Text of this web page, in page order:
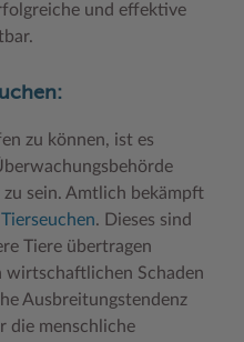
und effektive
zu können, ist es
sein. Amtlich bekämpft
. Dieses sind
Tiere übertragen
wirtschaftlichen Schaden
Ausbreitungstendenz
die menschliche